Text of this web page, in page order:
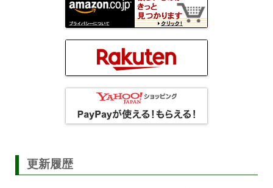
更新履歴